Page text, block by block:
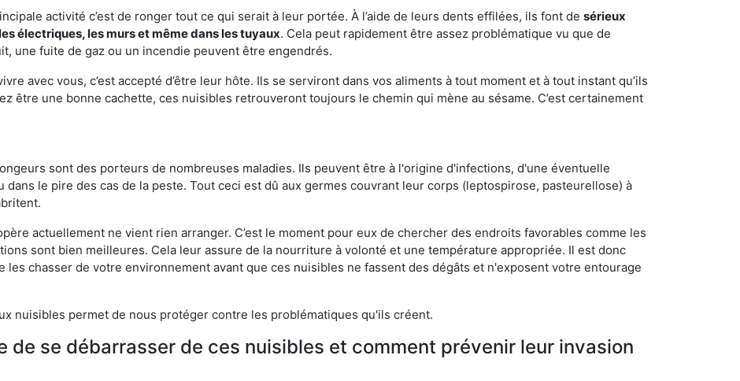
activité c’est de ronger tout ce qui serait à leur portée. À l’aide de leurs dents effilées, ils font de sérieux
électriques, les murs et même dans les tuyaux. Cela peut rapidement être assez problématique vu que de
une fuite de gaz ou un incendie peuvent être engendrés.
avec vous, c’est accepté d’être leur hôte. Ils se serviront dans vos aliments à tout moment et à tout instant qu’ils
être une bonne cachette, ces nuisibles retrouveront toujours le chemin qui mène au sésame. C’est certainement
sont des porteurs de nombreuses maladies. Ils peuvent être à l'origine d'infections, d'une éventuelle
dans le pire des cas de la peste. Tout ceci est dû aux germes couvrant leur corps (leptospirose, pasteurellose) à
actuellement ne vient rien arranger. C’est le moment pour eux de chercher des endroits favorables comme les
sont bien meilleures. Cela leur assure de la nourriture à volonté et une température appropriée. Il est donc
chasser de votre environnement avant que ces nuisibles ne fassent des dégâts et n'exposent votre entourage
nuisibles permet de nous protéger contre les problématiques qu'ils créent.
de se débarrasser de ces nuisibles et comment prévenir leur invasion